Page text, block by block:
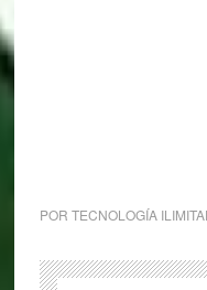
POR TECNOLOGÍA